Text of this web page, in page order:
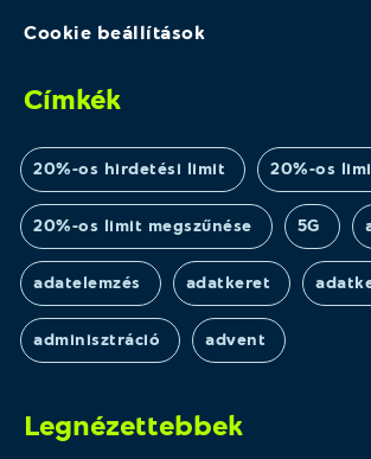
Cookie beállítások
Címkék
20%-os hirdetési limit 20%-os
20%-os limit megszűnése 5G
adatelemzés adatkeret
adminisztráció advent
Legnézettebbek